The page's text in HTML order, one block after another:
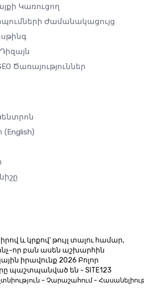
Կառուցող
Ժամանակացույց
Ծառայություններ
(English)
և կրքով՝ թույլ տալու համար,
ինչ-որ բան ասեն աշխարհին
իրավունք 2026 Բոլոր
պաշտպանված են - SITE123
- Չարաշահում-